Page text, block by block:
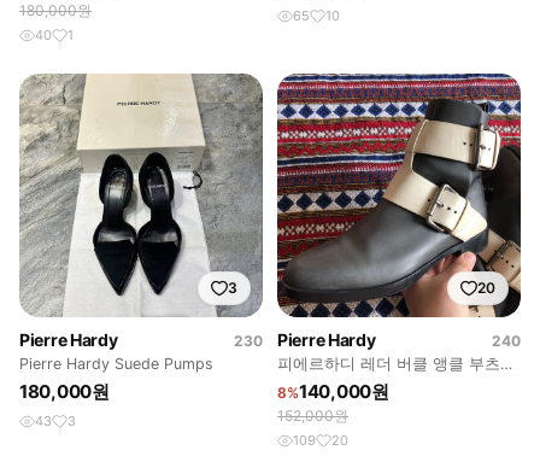
180,000원
40 1
65 10
3
Pierre Hardy
230
Pierre Hardy Suede Pumps
180,000원
43 3
20
Pierre Hardy
240
피에르하디 레더 버클 앵클 부츠
240
8%140,000원
152,000원
109 20